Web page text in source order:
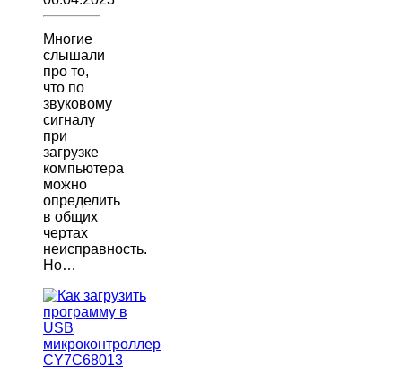
Многие
слышали
про то,
что по
звуковому
сигналу
при
загрузке
компьютера
можно
определить
в общих
чертах
неисправность.
Но…